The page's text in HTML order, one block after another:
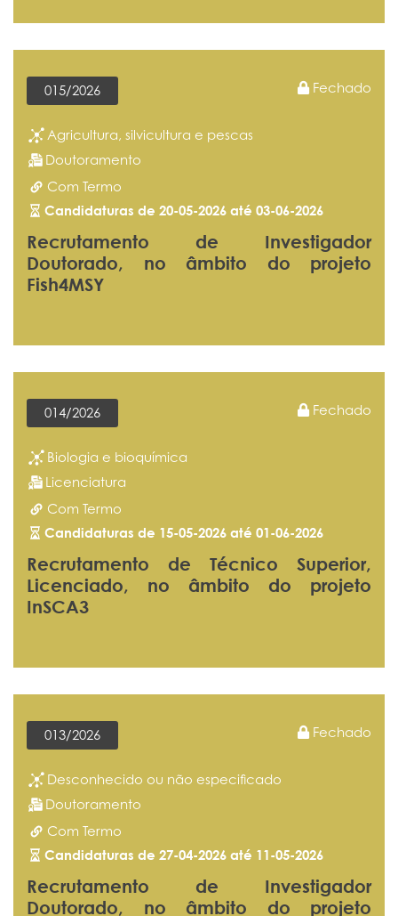
015/2026 Fechado
Agricultura, silvicultura e pescas
Doutoramento
Com Termo
Candidaturas de 20-05-2026 até 03-06-2026
Recrutamento de Investigador
Doutorado, no âmbito do projeto
Fish4MSY
014/2026 Fechado
Biologia e bioquímica
Licenciatura
Com Termo
Candidaturas de 15-05-2026 até 01-06-2026
Recrutamento de Técnico Superior,
Licenciado, no âmbito do projeto
InSCA3
013/2026 Fechado
Desconhecido ou não especificado
Doutoramento
Com Termo
Candidaturas de 27-04-2026 até 11-05-2026
Recrutamento de Investigador
Doutorado, no âmbito do projeto